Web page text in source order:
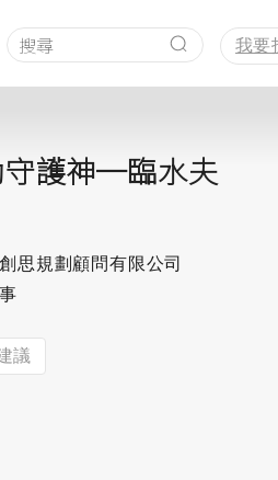
我要
守護神─臨水夫
思規劃顧問有限公司
議